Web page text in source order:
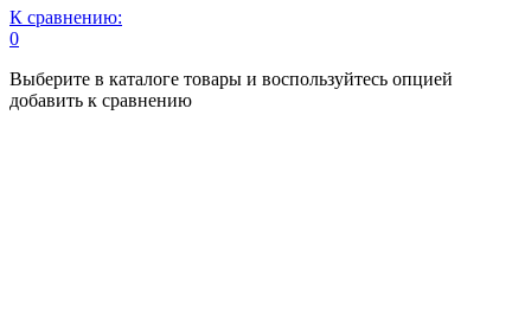
К сравнению:
0
Выберите в каталоге товары и воспользуйтесь опцией
добавить к сравнению